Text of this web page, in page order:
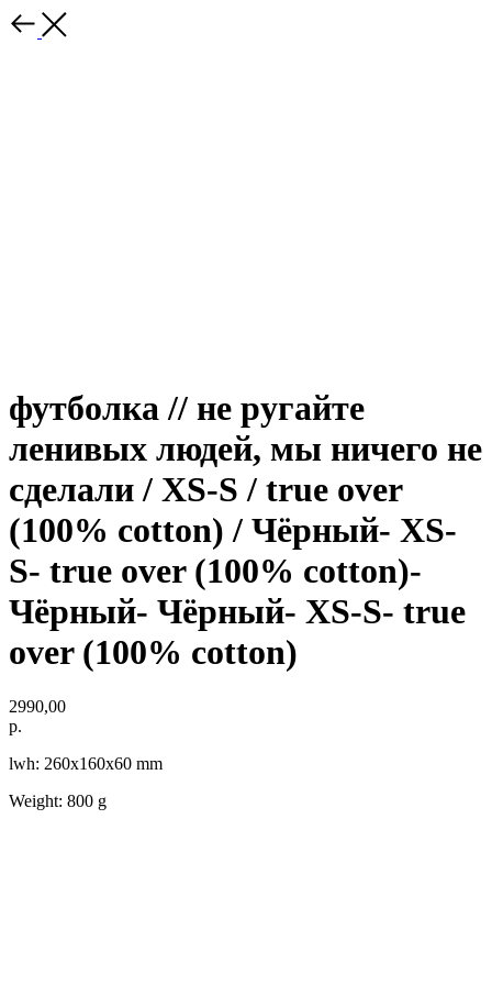
футболка // не ругайте
ленивых людей, мы ничего не
сделали / XS-S / true over
(100% cotton) / Чёрный- XS-
S- true over (100% cotton)-
Чёрный- Чёрный- XS-S- true
over (100% cotton)
2990,00
р.
lwh: 260x160x60 mm
Weight: 800 g